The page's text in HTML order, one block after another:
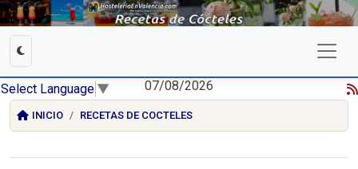
Select Language ▼ 07/08/2026
INICIO RECETAS DE COCTELES